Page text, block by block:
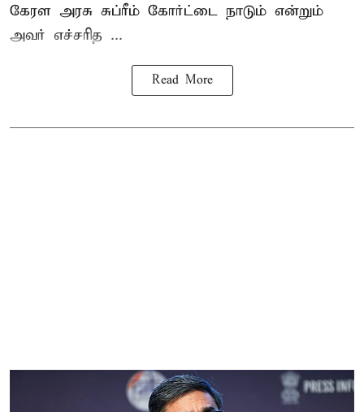
கேரள அரசு சுப்ரீம் கோர்ட்டை நாடும் என்றும்
அவர் எச்சரித ...
Read More